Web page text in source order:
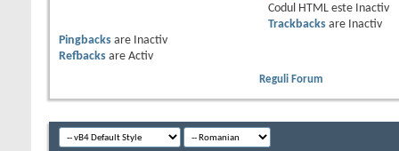
Codul HTML este
Inactiv
Trackbacksare
Inactiv
Pingbacks are
Inactiv
Refbacks are Activ
Reguli Forum